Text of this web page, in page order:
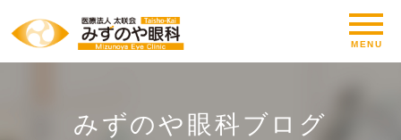
みずのや眼科ブログ